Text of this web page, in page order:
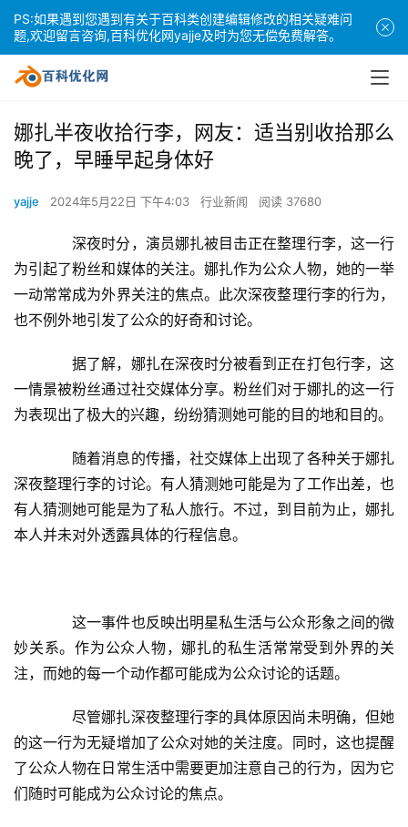
娜扎半夜收拾行李，网友：适当别收拾那么
晚了，早睡早起身体好
yajje 2024年5月22日 下午4:03 行业新闻 阅读 37680
深夜时分，演员娜扎被目击正在整理行李，这一行
为引起了粉丝和媒体的关注。娜扎作为公众人物，她的一举
一动常常成为外界关注的焦点。此次深夜整理行李的行为，
也不例外地引发了公众的好奇和讨论。
据了解，娜扎在深夜时分被看到正在打包行李，这
一情景被粉丝通过社交媒体分享。粉丝们对于娜扎的这一行
为表现出了极大的兴趣，纷纷猜测她可能的目的地和目的。
随着消息的传播，社交媒体上出现了各种关于娜扎
深夜整理行李的讨论。有人猜测她可能是为了工作出差，也
有人猜测她可能是为了私人旅行。不过，到目前为止，娜扎
本人并未对外透露具体的行程信息。
这一事件也反映出明星私生活与公众形象之间的微
妙关系。作为公众人物，娜扎的私生活常常受到外界的关
注，而她的每一个动作都可能成为公众讨论的话题。
尽管娜扎深夜整理行李的具体原因尚未明确，但她
的这一行为无疑增加了公众对她的关注度。同时，这也提醒
了公众人物在日常生活中需要更加注意自己的行为，因为它
们随时可能成为公众讨论的焦点。
PS:如果遇到您遇到有关于百科类创建编辑修改的相关疑难问
题,欢迎留言咨询,百科优化网yajje及时为您无偿免费解答。